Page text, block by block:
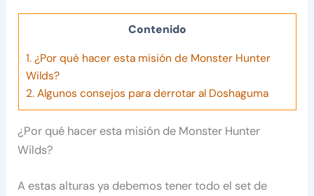
Contenido
1.¿Por qué hacer esta misión de Monster Hunter
Wilds?
2.Algunos consejos para derrotar al Doshaguma
¿Por qué hacer esta misión de Monster Hunter
Wilds?
A estas alturas ya debemos tener todo el set de